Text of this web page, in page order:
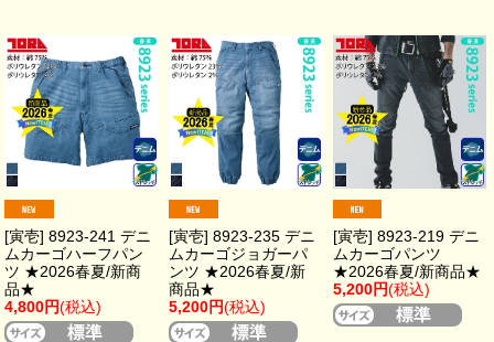
[寅壱] 8923-241 デニ
ムカーゴハーフパン
ツ ★2026春夏/新商
品★
4,800円(税込)
[寅壱] 8923-235 デニ
ムカーゴジョガーパ
ンツ ★2026春夏/新
商品★
5,200円(税込)
[寅壱] 8923-219 デニ
ムカーゴパンツ
★2026春夏/新商品★
5,200円(税込)